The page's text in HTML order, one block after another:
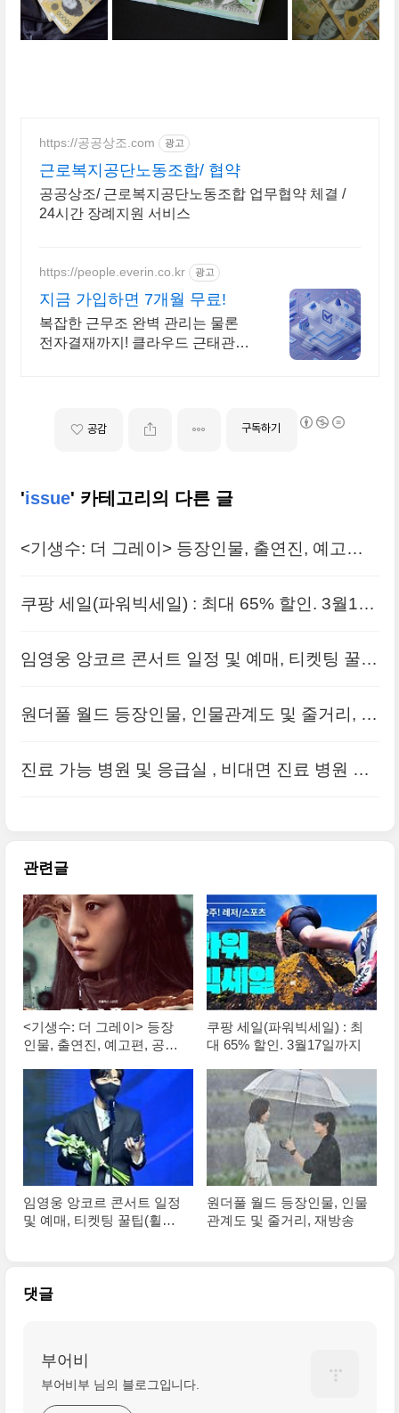
https://공공상조.com 광고
근로복지공단노동조합/ 협약
공공상조/ 근로복지공단노동조합 업무협약 체결 /
24시간 장례지원 서비스
https://people.everin.co.kr 광고
지금 가입하면 7개월 무료!
복잡한 근무조 완벽 관리는 물론
전자결재까지! 클라우드 근태관리
공감 구독하기
'issue' 카테고리의 다른 글
<기생수: 더 그레이> 등장인물, 출연진, 예고편,
쿠팡 세일(파워빅세일) : 최대 65% 할인. 3월17
임영웅 앙코르 콘서트 일정 및 예매, 티켓팅 꿀팁
원더풀 월드 등장인물, 인물관계도 및 줄거리, 재
진료 가능 병원 및 응급실 , 비대면 진료 병원 명
관련글
<기생수: 더 그레이> 등장
인물, 출연진, 예고편, 공개
쿠팡 세일(파워빅세일) : 최
대 65% 할인. 3월17일까지
임영웅 앙코르 콘서트 일정
및 예매, 티켓팅 꿀팁(휠체
원더풀 월드 등장인물, 인물
관계도 및 줄거리, 재방송
댓글
부어비
부어비부 님의 블로그입니다.